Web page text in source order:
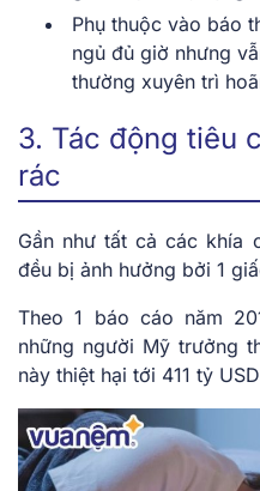
Phụ thuộc vào báo
ngủ đủ giờ nhưng
thường xuyên trì
3. Tác động tiêu
rác
Gần như tất cả các khía
đều bị ảnh hưởng bởi 1
Theo 1 báo cáo năm
những người Mỹ trưởng
này thiệt hại tới 411 tỷ